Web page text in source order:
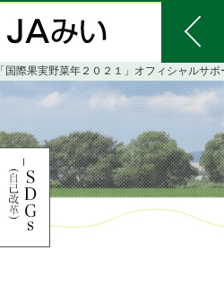
「国際果実野菜年２０２１」オフィシャルサ